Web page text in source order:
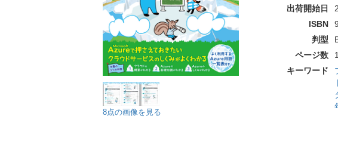
8点の画像を見る
出荷開始日
ISBN
判型
ページ数
キーワード